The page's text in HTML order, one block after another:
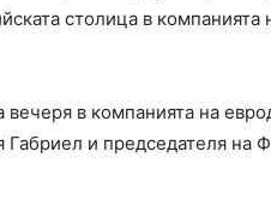
столица в компанията
в компанията на
и председателя на